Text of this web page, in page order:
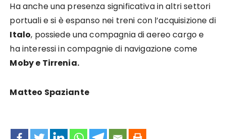
Ha anche una presenza significativa in altri settori
portuali e si è espanso nei treni con l’acquisizione di
Italo, possiede una compagnia di aereo cargo e
ha interessi in compagnie di navigazione come
Moby e Tirrenia.
Matteo Spaziante